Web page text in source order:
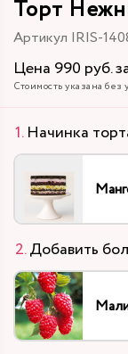
Торт
Артикул IRIS-
Цена 990 руб.
Стоимость указана без
Начинка
Добавить